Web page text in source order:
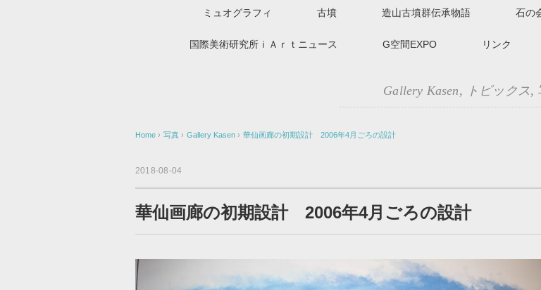
ミュオグラフィ 古墳 造山古墳群伝承物語 石の
国際美術研究所ｉＡｒｔニュース G空間EXPO リンク
Gallery Kasen, トピックス,
Home › 写真 › Gallery Kasen › 華仙画廊の初期設計 2006年4月ごろの設計
2018-08-04
華仙画廊の初期設計 2006年4月ごろの設計